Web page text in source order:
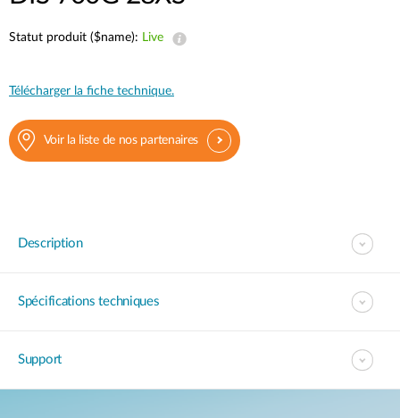
Statut produit ($name): Live
Télécharger la fiche technique.
Voir la liste de nos partenaires
Description
Spécifications techniques
Support